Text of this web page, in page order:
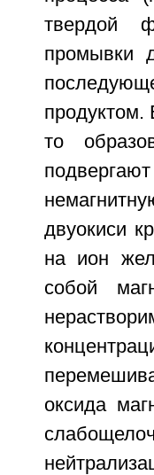
твердой
промывки
продуктом.
то
двуокиси
на ион
собой
оксида